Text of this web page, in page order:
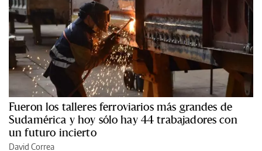
Fueron los talleres ferroviarios más grandes de
Sudamérica y hoy sólo hay 44 trabajadores con
un futuro incierto
David Correa